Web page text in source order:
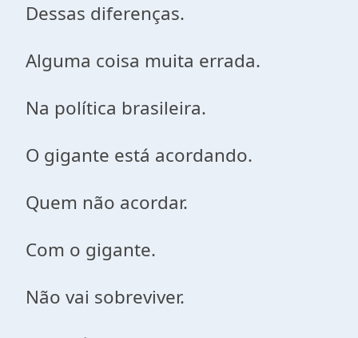
Dessas diferenças.
Alguma coisa muita errada.
Na política brasileira.
O gigante está acordando.
Quem não acordar.
Com o gigante.
Não vai sobreviver.